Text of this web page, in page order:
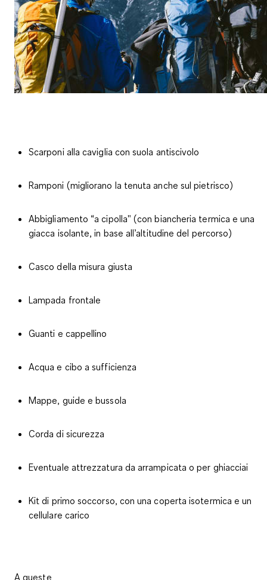
Scarponi alla caviglia con suola antiscivolo
Ramponi (migliorano la tenuta anche sul pietrisco)
Abbigliamento “a cipolla" (con biancheria termica e una
giacca isolante, in base all’altitudine del percorso)
Casco della misura giusta
Lampada frontale
Guanti e cappellino
Acqua e cibo a sufficienza
Mappe, guide e bussola
Corda di sicurezza
Eventuale attrezzatura da arrampicata o per ghiacciai
Kit di primo soccorso, con una coperta isotermica e un
cellulare carico
A queste